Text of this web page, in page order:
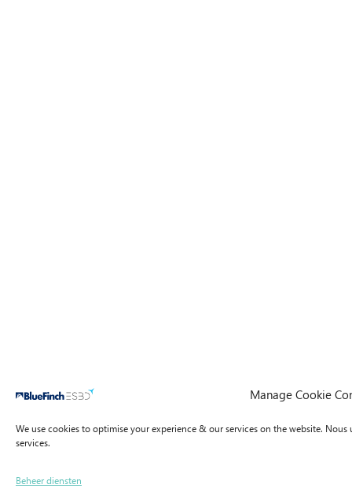
Manage Cookie
We use cookies to optimise your experience & our services on the website. Nous
services.
Beheer diensten